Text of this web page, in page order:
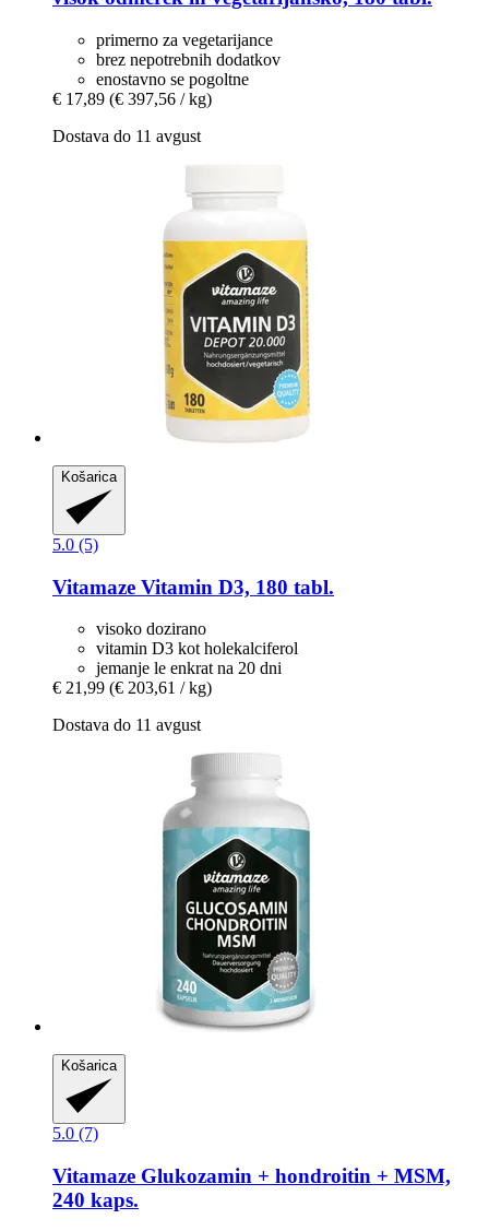
primerno za vegetarijance
brez nepotrebnih dodatkov
enostavno se pogoltne
€ 17,89 (€ 397,56 / kg)
Dostava do 11 avgust
Košarica
5.0 (5)
Vitamaze Vitamin D3, 180 tabl.
visoko dozirano
vitamin D3 kot holekalciferol
jemanje le enkrat na 20 dni
€ 21,99 (€ 203,61 / kg)
Dostava do 11 avgust
Košarica
5.0 (7)
Vitamaze Glukozamin + hondroitin + MSM,
240 kaps.